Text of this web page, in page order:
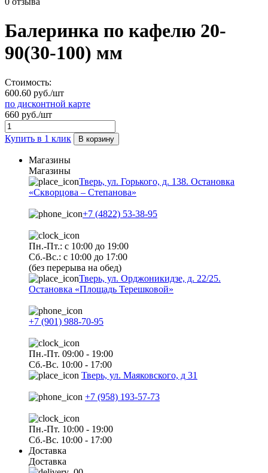
Балеринка по кафелю 20-
90(30-100) мм
Стоимость:
600.60 руб./шт
по дисконтной карте
660 руб./шт
Купить в 1 клик В корзину
Магазины
Магазины
Тверь, ул. Горького, д. 138. Остановка
«Скворцова – Степанова»
+7 (4822) 53-38-95
Пн.-Пт.: с 10:00 до 19:00
Сб.-Вс.: с 10:00 до 17:00
(без перерыва на обед)
Тверь, ул. Орджоникидзе, д. 22/25.
Остановка «Площадь Терешковой»
+7 (901) 988-70-95
Пн.-Пт. 09:00 - 19:00
Сб.-Вс. 10:00 - 17:00
Тверь, ул. Маяковского, д 31
+7 (958) 193-57-73
Пн.-Пт. 10:00 - 19:00
Сб.-Вс. 10:00 - 17:00
Доставка
Доставка